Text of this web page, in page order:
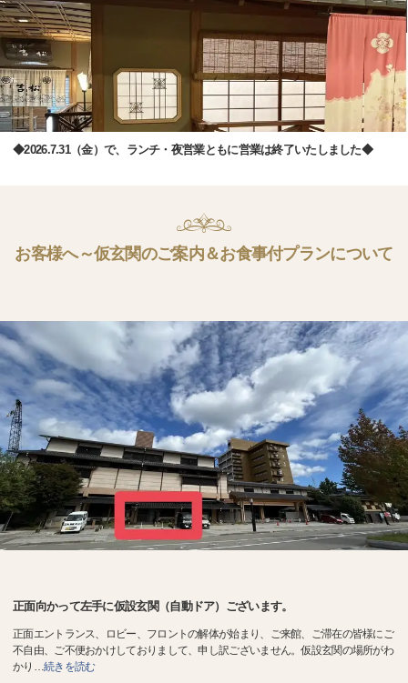
◆2026.7.31（金）で、ランチ・夜営業ともに営業は終了いたしました◆
お客様へ～仮玄関のご案内＆お食事付プランについて
正面向かって左手に仮設玄関（自動ドア）ございます。
正面エントランス、ロビー、フロントの解体が始まり、ご来館、ご滞在の皆様にご
不自由、ご不便おかけしておりまして、申し訳ございません。仮設玄関の場所がわ
かり …続きを読む